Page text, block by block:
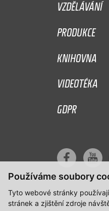
Používáme soubory
Tyto webové stránky
stránek a zjištění zdroje
PRODUKCE
KNIHOVNA
VIDEOTÉKA
GDPR